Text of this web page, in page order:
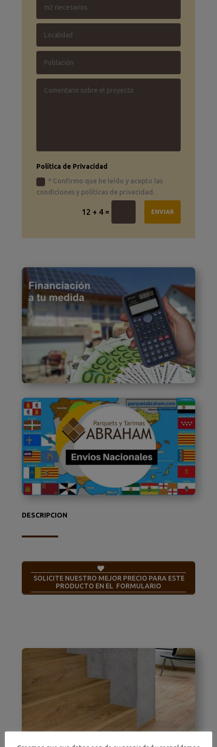
Política de Privacidad
* Confirmo que he leído y acepto las
condiciones y políticas de privacidad.
12 + 4 = ENVIAR
DESCRIPCION
SOLICITE NUESTRO MEJOR PRECIO PARA ESTE
PRODUCTO EN EL FORMULARIO